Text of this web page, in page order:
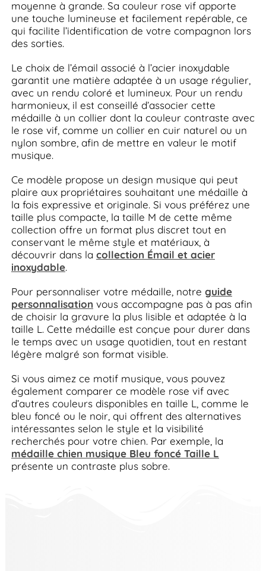
moyenne à grande. Sa couleur rose vif apporte
une touche lumineuse et facilement repérable, ce
qui facilite l’identification de votre compagnon lors
des sorties.
Le choix de l’émail associé à l’acier inoxydable
garantit une matière adaptée à un usage régulier,
avec un rendu coloré et lumineux. Pour un rendu
harmonieux, il est conseillé d’associer cette
médaille à un collier dont la couleur contraste avec
le rose vif, comme un collier en cuir naturel ou un
nylon sombre, afin de mettre en valeur le motif
musique.
Ce modèle propose un design musique qui peut
plaire aux propriétaires souhaitant une médaille à
la fois expressive et originale. Si vous préférez une
taille plus compacte, la taille M de cette même
collection offre un format plus discret tout en
conservant le même style et matériaux, à
découvrir dans la collection Émail et acier
inoxydable.
Pour personnaliser votre médaille, notre guide
personnalisation vous accompagne pas à pas afin
de choisir la gravure la plus lisible et adaptée à la
taille L. Cette médaille est conçue pour durer dans
le temps avec un usage quotidien, tout en restant
légère malgré son format visible.
Si vous aimez ce motif musique, vous pouvez
également comparer ce modèle rose vif avec
d’autres couleurs disponibles en taille L, comme le
bleu foncé ou le noir, qui offrent des alternatives
intéressantes selon le style et la visibilité
recherchés pour votre chien. Par exemple, la
médaille chien musique Bleu foncé Taille L
présente un contraste plus sobre.